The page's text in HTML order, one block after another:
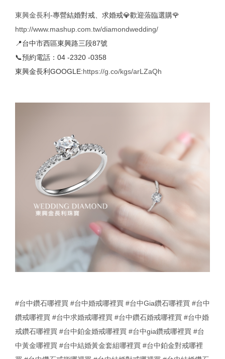
東興金長利 -專營結婚對戒、求婚戒💎歡迎蒞臨選購🌹
http://www.mashup.com.tw/diamondwedding/
📍台中市西區東興路三段87號
📞預約電話：04 -2320 -0358
東興金長利GOOGLE:https://g.co/kgs/arLZaQh
#台中鑽石哪裡買 #台中婚戒哪裡買 #台中Gia鑽石哪裡買 #台中
鑽戒哪裡買 #台中求婚戒哪裡買 #台中鑽石婚戒哪裡買 #台中婚
戒鑽石哪裡買 #台中鉑金婚戒哪裡買 #台中gia鑽戒哪裡買 #台
中黃金哪裡買 #台中結婚黃金套組哪裡買 #台中鉑金對戒哪裡